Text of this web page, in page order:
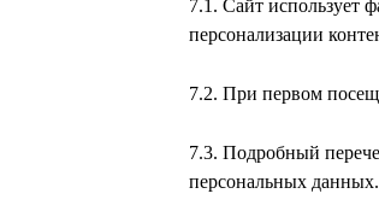
7.1. Сайт использует
персонализации
7.2. При первом
7.3. Подробный
персональных данных.